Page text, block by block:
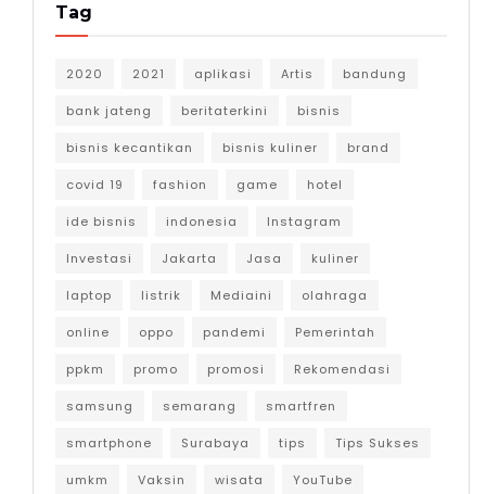
Tag
2020 2021 aplikasi Artis bandung
bank jateng beritaterkini bisnis
bisnis kecantikan bisnis kuliner brand
covid 19 fashion game hotel
ide bisnis indonesia Instagram
Investasi Jakarta Jasa kuliner
laptop listrik Mediaini olahraga
online oppo pandemi Pemerintah
ppkm promo promosi Rekomendasi
samsung semarang smartfren
smartphone Surabaya tips Tips Sukses
umkm Vaksin wisata YouTube